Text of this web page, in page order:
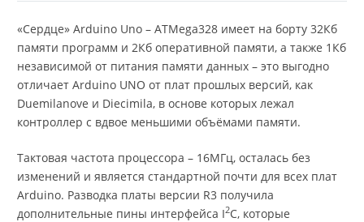
«Сердце» Arduino Uno – ATMega328 имеет на борту 32Кб
памяти программ и 2Кб оперативной памяти, а также 1Кб
независимой от питания памяти данных – это выгодно
отличает Arduino UNO от плат прошлых версий, как
Duemilanove и Diecimila, в основе которых лежал
контроллер с вдвое меньшими объёмами памяти.
Тактовая частота процессора – 16МГц, осталась без
изменений и является стандартной почти для всех плат
Arduino. Разводка платы версии R3 получила
дополнительные пины интерфейса I2C, которые